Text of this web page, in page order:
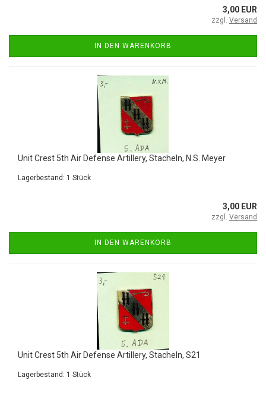
3,00 EUR
zzgl. Versand
IN DEN WARENKORB
Unit Crest 5th Air Defense Artillery, Stacheln, N.S. Meyer
Lagerbestand: 1 Stück
3,00 EUR
zzgl. Versand
IN DEN WARENKORB
Unit Crest 5th Air Defense Artillery, Stacheln, S21
Lagerbestand: 1 Stück